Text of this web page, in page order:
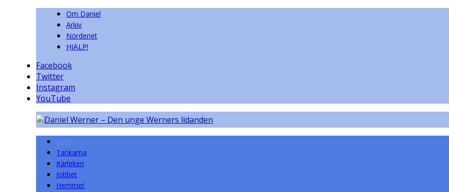
Om Daniel
Arkiv
Nörderiet
HJÄLP!
Facebook
Twitter
Instagram
YouTube
Tankarna
Kärleken
Jobbet
Hemmet